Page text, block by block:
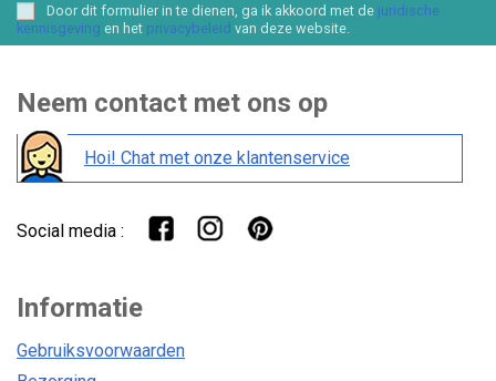
Door dit formulier in te dienen, ga ik akkoord met de juridische
kennisgeving en het privacybeleid van deze website.
Neem contact met ons op
Hoi! Chat met onze klantenservice
Social media :
Informatie
Gebruiksvoorwaarden